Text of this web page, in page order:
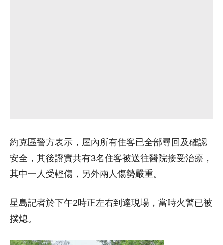
約克區警方表示，屋內所有住客已全部尋回及確認
安全，其後證實共有3名住客被送往醫院接受治療，
其中一人受輕傷，另外兩人傷勢嚴重。
星島記者於下午2時正左右到達現場，當時火警已被
撲熄。